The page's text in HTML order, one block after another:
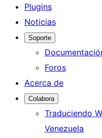
Plugins
Noticias
Soporte
Foros
Acerca de
Colabora
Traduciendo
Venezuela